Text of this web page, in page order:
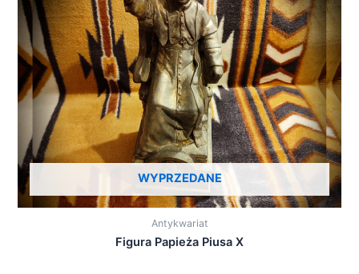
WYPRZEDANE
Antykwariat
Figura Papieża Piusa X